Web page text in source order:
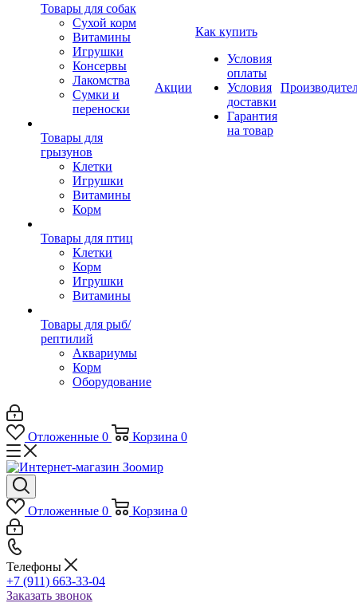
Товары для собак
Cухой корм
Витамины
Игрушки
Консервы
Лакомства
Сумки и
переноски
Товары для
грызунов
Клетки
Игрушки
Витамины
Корм
Товары для птиц
Клетки
Корм
Игрушки
Витамины
Товары для рыб/
рептилий
Аквариумы
Корм
Оборудование
Акции
Как купить
Условия
оплаты
Условия
доставки
Гарантия
на товар
Отложенные 0 Корзина 0
Отложенные 0 Корзина 0
Телефоны
+7 (911) 663-33-04
Заказать звонок